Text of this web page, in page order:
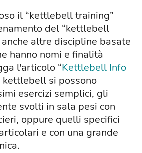
il “kettlebell training”
del “kettlebell
altre discipline basate
hanno nomi e finalità
l'articolo “Kettlebell Info
kettlebell si possono
esercizi semplici, gli
svolti in sala pesi con
oppure quelli specifici
e con una grande